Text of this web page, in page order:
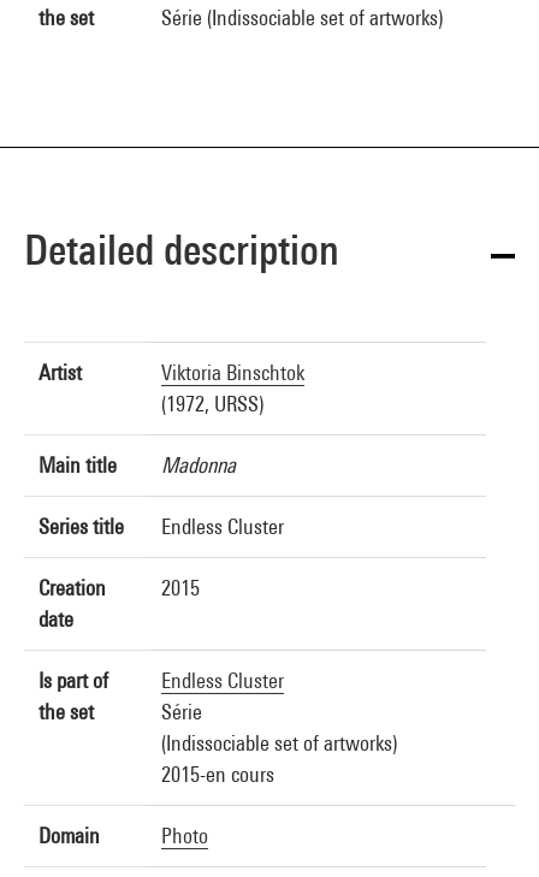
the set
Série (Indissociable set of artworks)
Detailed description
Artist
Viktoria Binschtok
(1972, URSS)
Main title Madonna
Series title Endless Cluster
Creation
date
2015
Is part of
the set
Endless Cluster
Série
(Indissociable set of artworks)
2015-en cours
Domain Photo